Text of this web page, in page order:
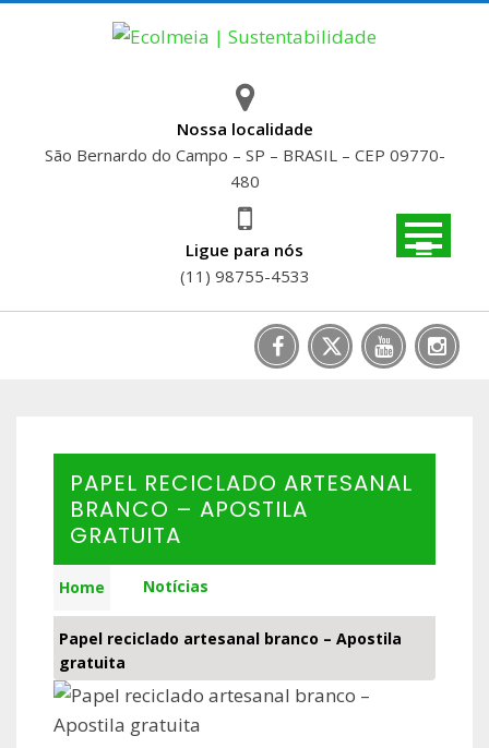
Nossa localidade
São Bernardo do Campo – SP – BRASIL – CEP 09770-
480
Ligue para nós
(11) 98755-4533
PAPEL RECICLADO ARTESANAL
BRANCO – APOSTILA
GRATUITA
Home Notícias
Papel reciclado artesanal branco – Apostila
gratuita